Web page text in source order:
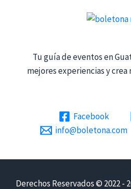
Tu guía de eventos en
mejores experiencias y
Facebook
info@boletona.com
Derechos Reservados © 2022 -